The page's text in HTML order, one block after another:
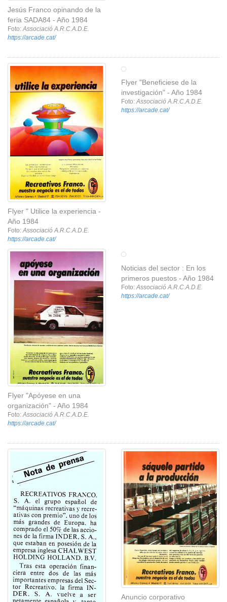
Jesús Franco opinando de la
feria SADA84 - Año 1984
Foto:Associació A.R.C.A.D.E.
https://arcade.cat/
Flyer " Utilice la experiencia -
Año 1984
Foto:Associació A.R.C.A.D.E.
https://arcade.cat/
Flyer "Beneficiese de la
investigación" - Año 1984
Foto:Associació A.R.C.A.D.E.
https://arcade.cat/
Flyer "Apóyese en una
organización" - Año 1984
Foto:Associació A.R.C.A.D.E.
https://arcade.cat/
Noticias del sector : En los
primeros puestos - Año 1984
Foto:Associació A.R.C.A.D.E.
https://arcade.cat/
Anuncio corporativo